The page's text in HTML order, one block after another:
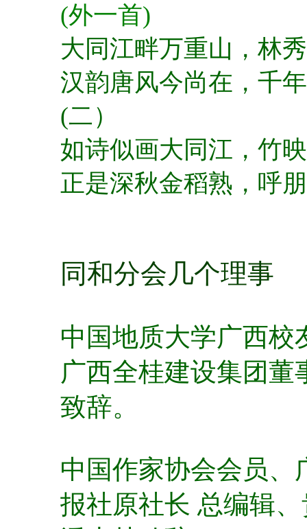
(外一首)
大同江畔万重山， 林
汉韵唐风今尚在， 千
(二）
如诗似画大同江， 竹
正是深秋金稻熟， 呼
同和分会几个理事
中国地质大学广西校
广西全桂建设集团
致辞。
中国作家协会会员、
报社原社长 总编辑